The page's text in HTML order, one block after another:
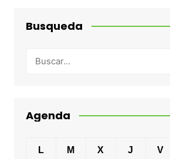
Busqueda
Agenda
L M X J V